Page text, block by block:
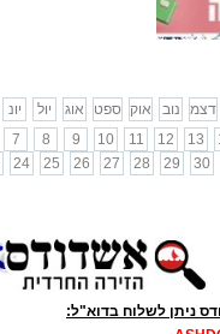
יונ יול אוג ספט אוק נוב
דצמ
7 8 9 10 11 12 13
24 25 26 27 28 29 30
ניתן לשלוח בדוא"ל: